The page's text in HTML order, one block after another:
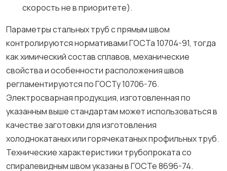
скорость не в приоритете).
Параметры стальных труб с прямым швом
контролируются нормативами ГОСТа 10704-91, тогда
как химический состав сплавов, механические
свойства и особенности расположения швов
регламентируются по ГОСТу 10706-76.
Электросварная продукция, изготовленная по
указанным выше стандартам может использоваться в
качестве заготовки для изготовления
холоднокатаных или горячекатаных профильных труб.
Технические характеристики трубопроката со
спиралевидным швом указаны в ГОСТе 8696-74.